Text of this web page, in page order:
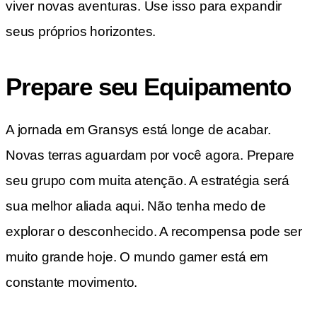
viver novas aventuras. Use isso para expandir
seus próprios horizontes.
Prepare seu Equipamento
A jornada em Gransys está longe de acabar.
Novas terras aguardam por você agora. Prepare
seu grupo com muita atenção. A estratégia será
sua melhor aliada aqui. Não tenha medo de
explorar o desconhecido. A recompensa pode ser
muito grande hoje. O mundo gamer está em
constante movimento.